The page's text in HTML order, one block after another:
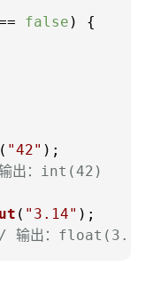
false
( "42"
出：int(42)
( "3.14"
输出：